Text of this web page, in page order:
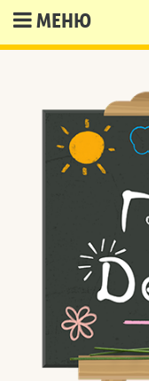
МЕНЮ